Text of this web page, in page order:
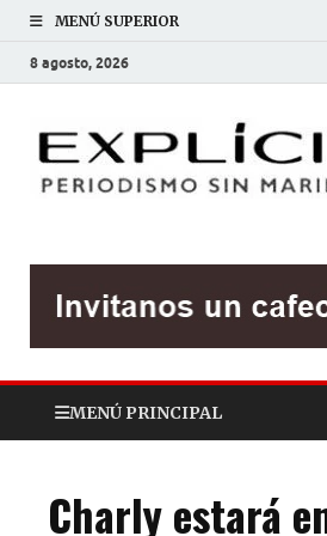
MENÚ SUPERIOR
8 agosto, 2026
MENÚ PRINCIPAL
Charly estará